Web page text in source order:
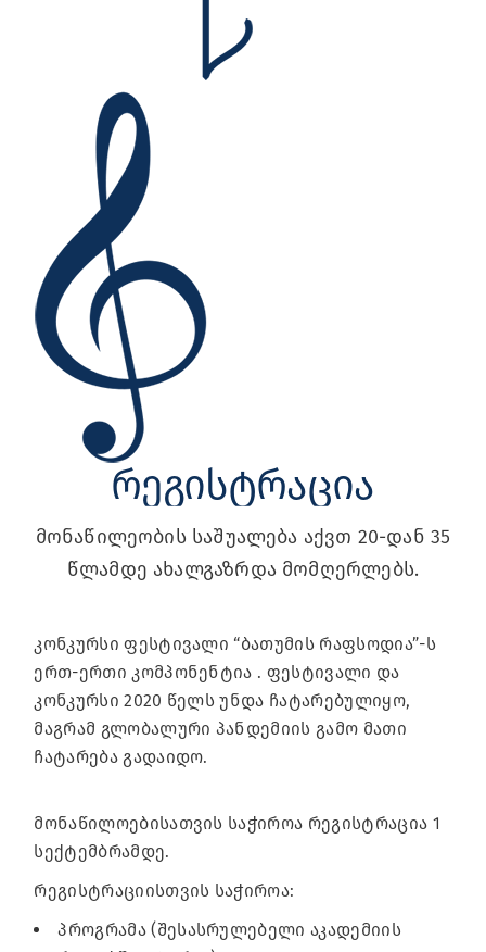
ᲠᲔᲒᲘᲡᲢᲠᲐᲪᲘᲐ
მონაწილეობის საშუალება აქვთ 20-დან 35
წლამდე ახალგაზრდა მომღერლებს.
კონკურსი ფესტივალი “ბათუმის რაფსოდია”-ს
ერთ-ერთი კომპონენტია . ფესტივალი და
კონკურსი 2020 წელს უნდა ჩატარებულიყო,
მაგრამ გლობალური პანდემიის გამო მათი
ჩატარება გადაიდო.
მონაწილოებისათვის საჭიროა რეგისტრაცია 1
სექტემბრამდე.
რეგისტრაციისთვის საჭიროა:
პროგრამა (შესასრულებელი აკადემიის